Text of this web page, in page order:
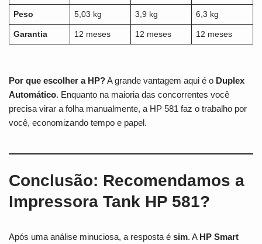
Peso 5,03 kg 3,9 kg 6,3 kg
Garantia 12 meses 12 meses 12 meses
Por que escolher a HP?A grande vantagem aqui é o Duplex
Automático. Enquanto na maioria das concorrentes você
precisa virar a folha manualmente, a HP 581 faz o trabalho por
você, economizando tempo e papel.
Conclusão: Recomendamos a
Impressora Tank HP 581?
Após uma análise minuciosa, a resposta é sim. A HP Smart